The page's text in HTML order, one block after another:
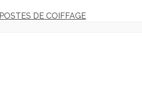
POSTES DE COIFFAGE